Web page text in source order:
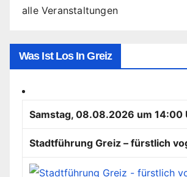
alle Veranstaltungen
Was Ist Los In Greiz
Samstag, 08.08.2026 um 14:00
Stadtführung Greiz – fürstlich